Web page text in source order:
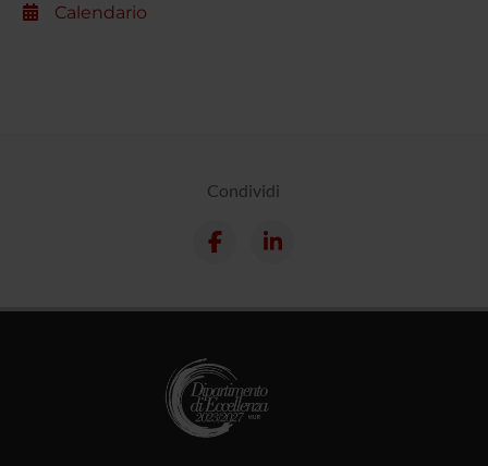
Calendario
Condividi